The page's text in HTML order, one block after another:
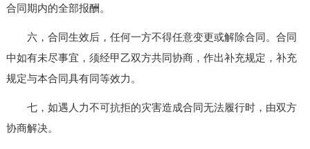
合同期内的全部报酬。
六，合同生效后，任何一方不得任意变更或解除合同。合同
中如有未尽事宜，须经甲乙双方共同协商，作出补充规定，补充
规定与本合同具有同等效力。
七，如遇人力不可抗拒的灾害造成合同无法履行时，由双方
协商解决。